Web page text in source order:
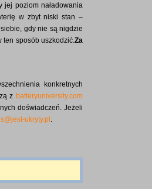
jej poziom naładowania
w zbyt niski stan –
gdy nie są nigdzie
ten sposób uszkodzić.Za
konkretnych
z batteryuniversity.com
doświadczeń. Jeżeli
ukryty.pl .